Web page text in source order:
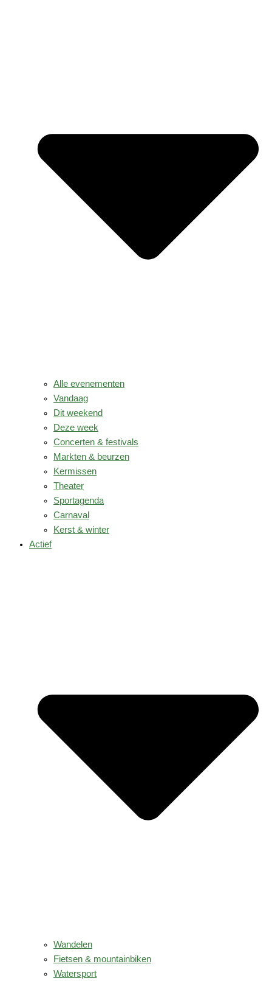
Alle evenementen
Vandaag
Dit weekend
Deze week
Concerten & festivals
Markten & beurzen
Kermissen
Theater
Sportagenda
Carnaval
Kerst & winter
Actief
Wandelen
Fietsen & mountainbiken
Watersport